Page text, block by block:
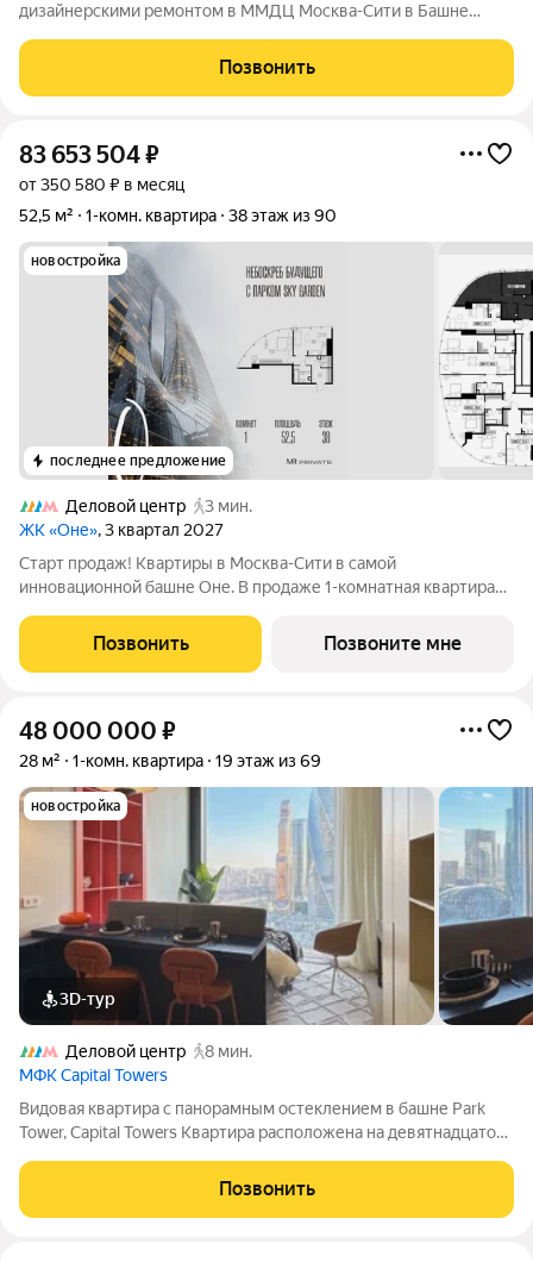
дизайнерскими ремонтом в ММДЦ Москва-Сити в Башне
современный стиль жизни. Просторныe апартаменты общей
площадью 89,5 кв. м. в престижном
Позвонить
83 653 504₽
от 350 580 ₽ в месяц
52,5 м²
1-комн. квартира 38 этаж из 90
новостройка
последнее предложение
Деловой центр
3 мин.
ЖК «Оне», 3 квартал 2027
Старт продаж! Квартиры в Москва-Сити в самой
инновационной башне Оне. В продаже 1-комнатная квартира
комплекс премиум-класса Оне расположен в самом сердце
деловой жизни столицы в Москва-Сити,
Позвонить Позвоните мне
48 000 000 ₽
28 м² 1-комн. квартира 19 этаж из 69
новостройка
3D-тур
Деловой центр
8 мин.
МФК Capital Towers
Видовая квартира с панорамным остеклением в башне Park
Tower, Capital Towers Квартира расположена на девятнадцатом
Панорамные окна открывают виды на Москву-реку и Москва-
Сити, наполняя
Позвонить